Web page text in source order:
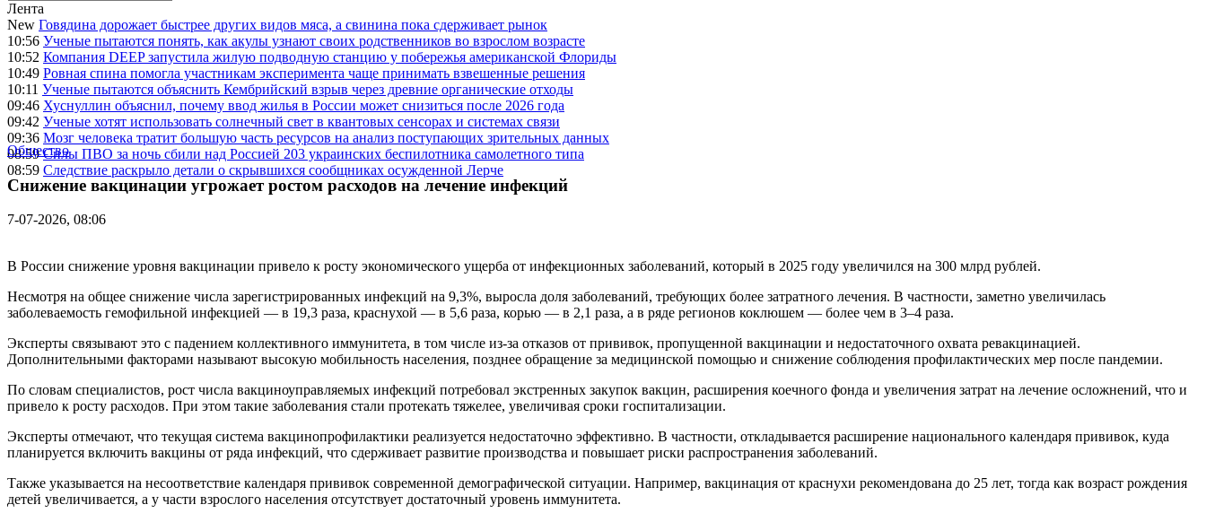
Лента
New Говядина дорожает быстрее других видов мяса, а свинина пока сдерживает рынок
10:56 Ученые пытаются понять, как акулы узнают своих родственников во взрослом возрасте
10:52 Компания DEEP запустила жилую подводную станцию у побережья американской Флориды
10:49 Ровная спина помогла участникам эксперимента чаще принимать взвешенные решения
10:11 Ученые пытаются объяснить Кембрийский взрыв через древние органические отходы
09:46 Хуснуллин объяснил, почему ввод жилья в России может снизиться после 2026 года
09:42 Ученые хотят использовать солнечный свет в квантовых сенсорах и системах связи
09:36 Мозг человека тратит большую часть ресурсов на анализ поступающих зрительных данных
08:59 Силы ПВО за ночь сбили над Россией 203 украинских беспилотника самолетного типа
08:59 Следствие раскрыло детали о скрывшихся сообщниках осужденной Лерче
Общество
Снижение вакцинации угрожает ростом расходов на лечение инфекций
7-07-2026, 08:06
В России снижение уровня вакцинации привело к росту экономического ущерба от инфекционных заболеваний, который в 2025 году увеличился на 300 млрд рублей.
Несмотря на общее снижение числа зарегистрированных инфекций на 9,3%, выросла доля заболеваний, требующих более затратного лечения. В частности, заметно увеличилась
заболеваемость гемофильной инфекцией — в 19,3 раза, краснухой — в 5,6 раза, корью — в 2,1 раза, а в ряде регионов коклюшем — более чем в 3–4 раза.
Эксперты связывают это с падением коллективного иммунитета, в том числе из-за отказов от прививок, пропущенной вакцинации и недостаточного охвата ревакцинацией.
Дополнительными факторами называют высокую мобильность населения, позднее обращение за медицинской помощью и снижение соблюдения профилактических мер после пандемии.
По словам специалистов, рост числа вакциноуправляемых инфекций потребовал экстренных закупок вакцин, расширения коечного фонда и увеличения затрат на лечение осложнений, что и
привело к росту расходов. При этом такие заболевания стали протекать тяжелее, увеличивая сроки госпитализации.
Эксперты отмечают, что текущая система вакцинопрофилактики реализуется недостаточно эффективно. В частности, откладывается расширение национального календаря прививок, куда
планируется включить вакцины от ряда инфекций, что сдерживает развитие производства и повышает риски распространения заболеваний.
Также указывается на несоответствие календаря прививок современной демографической ситуации. Например, вакцинация от краснухи рекомендована до 25 лет, тогда как возраст рождения
детей увеличивается, а у части взрослого населения отсутствует достаточный уровень иммунитета.